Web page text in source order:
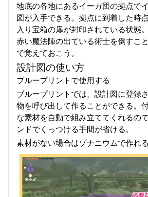
地底の各地にあるイーガ団の拠点で
図が入手できる。拠点に到着した時
入り宝箱の扉が封印されている状態
赤い魔法陣の出ている術士を倒すこ
で覚えておこう。
設計図の使い方
ブループリントで使用する
ブループリントでは、設計図に登録
物を呼び出して作ることができる。
な素材を自動で組み立ててくれるの
ンドでくっつける手間が省ける。
素材がない場合はゾナニウムで作れる